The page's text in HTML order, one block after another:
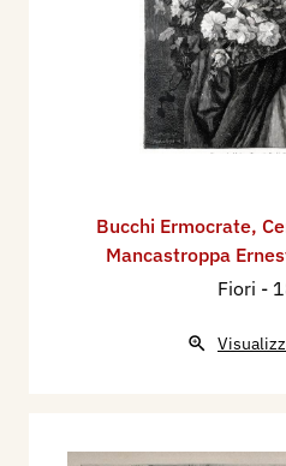
Bucchi Ermocrate,
Mancastroppa
Fiori -